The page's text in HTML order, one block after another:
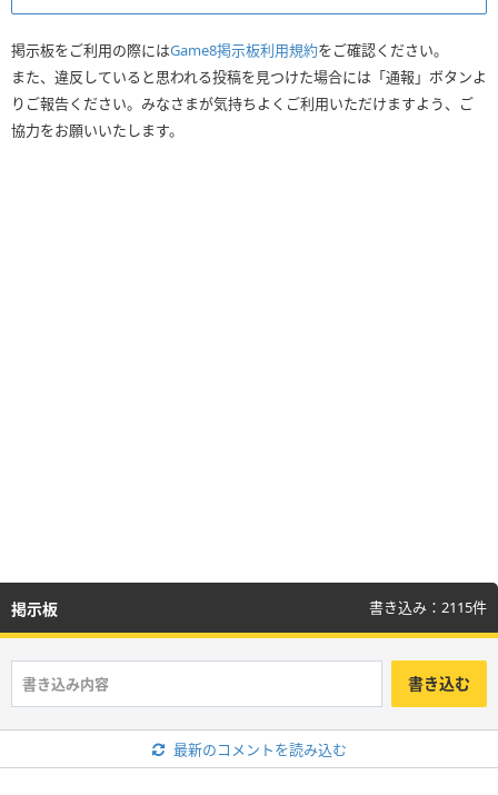
掲示板をご利用の際にはGame8掲示板利用規約をご確認ください。
また、違反していると思われる投稿を見つけた場合には「通報」ボタンよ
りご報告ください。みなさまが気持ちよくご利用いただけますよう、ご
協力をお願いいたします。
掲示板 書き込み：2115件
書き込む
最新のコメントを読み込む